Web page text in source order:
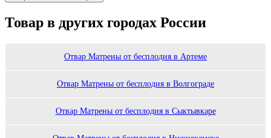
Товар в других городах России
Отвар Матрены от бесплодия в Артеме
Отвар Матрены от бесплодия в Волгограде
Отвар Матрены от бесплодия в Сыктывкаре